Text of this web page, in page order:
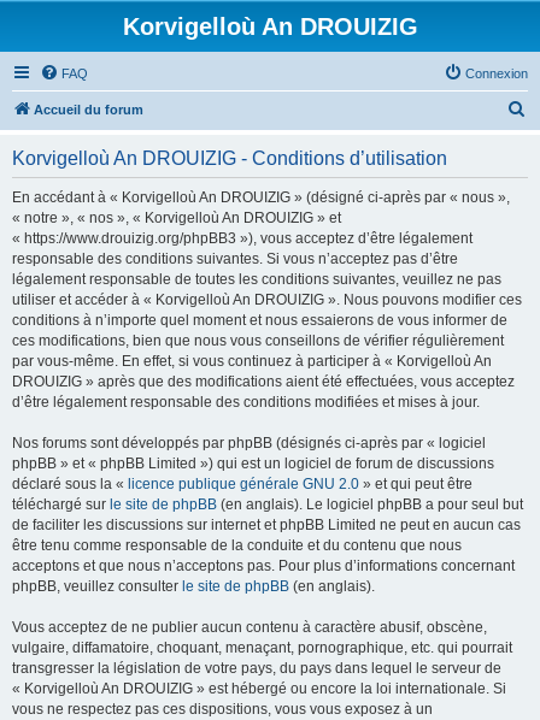
Korvigelloù An DROUIZIG
FAQ Connexion
Accueil du forum
Korvigelloù An DROUIZIG - Conditions d’utilisation
En accédant à « Korvigelloù An DROUIZIG » (désigné ci-après par « nous »,
« notre », « nos », « Korvigelloù An DROUIZIG » et
« https://www.drouizig.org/phpBB3 »), vous acceptez d’être légalement
responsable des conditions suivantes. Si vous n’acceptez pas d’être
légalement responsable de toutes les conditions suivantes, veuillez ne pas
utiliser et accéder à « Korvigelloù An DROUIZIG ». Nous pouvons modifier ces
conditions à n’importe quel moment et nous essaierons de vous informer de
ces modifications, bien que nous vous conseillons de vérifier régulièrement
par vous-même. En effet, si vous continuez à participer à « Korvigelloù An
DROUIZIG » après que des modifications aient été effectuées, vous acceptez
d’être légalement responsable des conditions modifiées et mises à jour.
Nos forums sont développés par phpBB (désignés ci-après par « logiciel
phpBB » et « phpBB Limited ») qui est un logiciel de forum de discussions
déclaré sous la « licence publique générale GNU 2.0 » et qui peut être
téléchargé sur le site de phpBB (en anglais). Le logiciel phpBB a pour seul but
de faciliter les discussions sur internet et phpBB Limited ne peut en aucun cas
être tenu comme responsable de la conduite et du contenu que nous
acceptons et que nous n’acceptons pas. Pour plus d’informations concernant
phpBB, veuillez consulter le site de phpBB (en anglais).
Vous acceptez de ne publier aucun contenu à caractère abusif, obscène,
vulgaire, diffamatoire, choquant, menaçant, pornographique, etc. qui pourrait
transgresser la législation de votre pays, du pays dans lequel le serveur de
« Korvigelloù An DROUIZIG » est hébergé ou encore la loi internationale. Si
vous ne respectez pas ces dispositions, vous vous exposez à un